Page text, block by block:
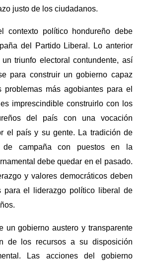
justo de los ciudadanos.
contexto político hondureño debe
del Partido Liberal. Lo anterior
un triunfo electoral contundente, así
para construir un gobierno capaz
problemas más agobiantes para el
imprescindible construirlo con los
del país con una vocación
el país y su gente. La tradición de
de campaña con puestos en la
debe quedar en el pasado.
y valores democráticos deben
para el liderazgo político liberal de
un gobierno austero y transparente
de los recursos a su disposición
Las acciones del gobierno